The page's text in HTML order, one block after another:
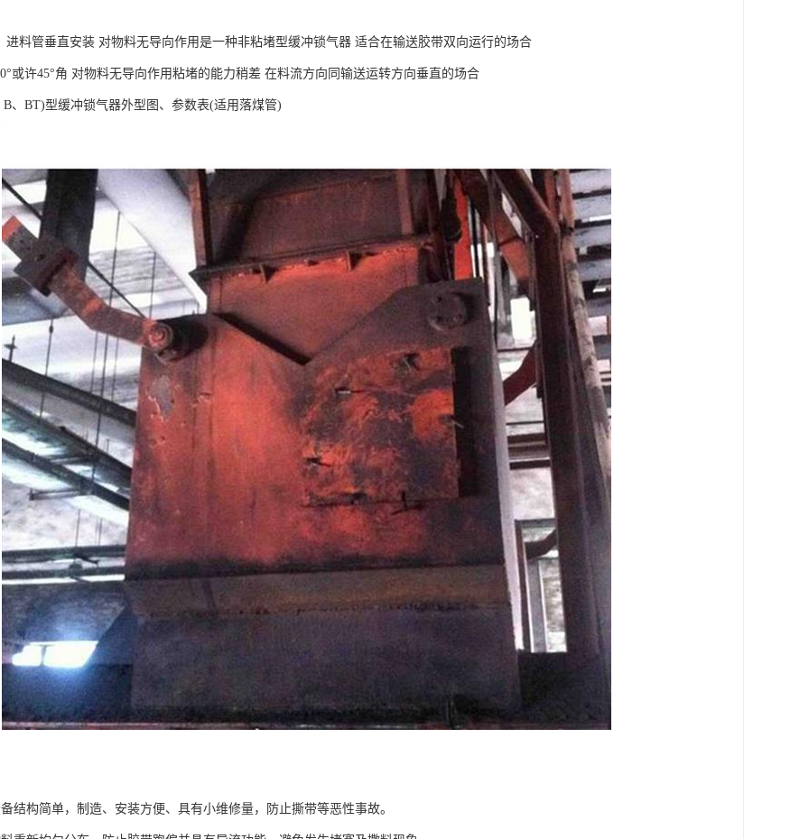
进料管垂直安装 对物料无导向作用是一种非粘堵型缓冲锁气器 适合在输送胶带双向运行的场合
或许45°角 对物料无导向作用粘堵的能力稍差 在料流方向同输送运转方向垂直的场合
B、BT)型缓冲锁气器外型图、参数表(适用落煤管)
构简单，制造、安装方便、具有小维修量，防止撕带等恶性事故。